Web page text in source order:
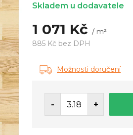
1 071 Kč / m²
885 Kč bez DPH
cena:
Skladem u dodavatele
Možnosti doručení